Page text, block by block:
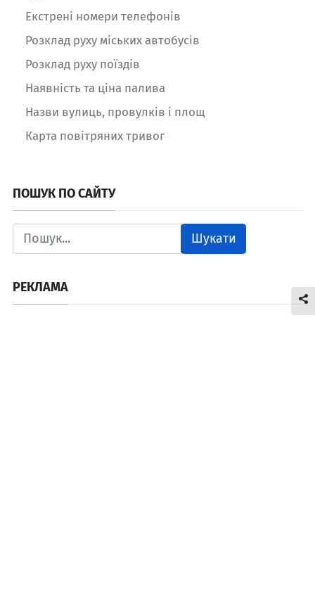
Екстрені номери телефонів
Розклад руху міських автобусів
Розклад руху поїздів
Наявність та ціна палива
Назви вулиць, провулків і площ
Карта повітряних тривог
ПОШУК ПО САЙТУ
Шукати
РЕКЛАМА